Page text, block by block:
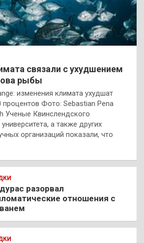
связали с ухудшением
рыбы
изменения климата ухудшат
Фото: Sebastian Pena
Ученые Квинслендского
а также других
организаций показали, что
разорвал
отношения с